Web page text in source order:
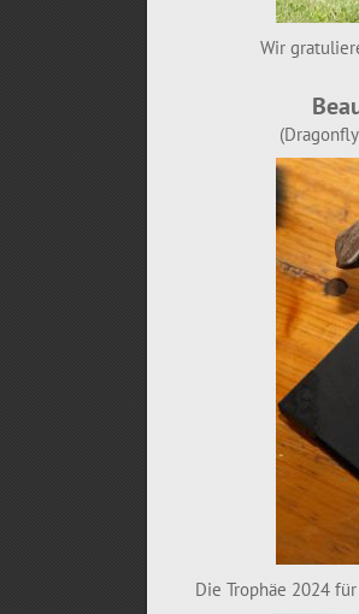
Wir
Die Trophäe 2024